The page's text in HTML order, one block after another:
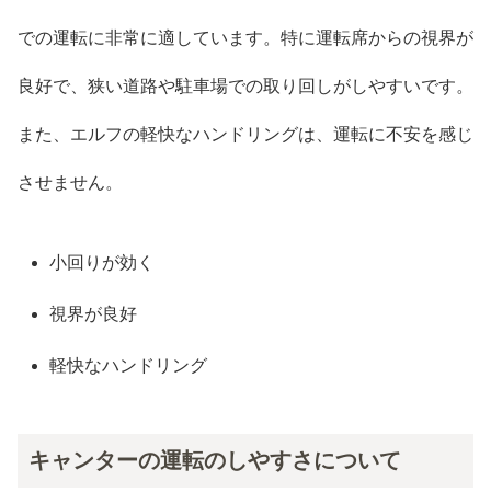
での運転に非常に適しています。特に運転席からの視界が
良好で、狭い道路や駐車場での取り回しがしやすいです。
また、エルフの軽快なハンドリングは、運転に不安を感じ
させません。
小回りが効く
視界が良好
軽快なハンドリング
キャンターの運転のしやすさについて